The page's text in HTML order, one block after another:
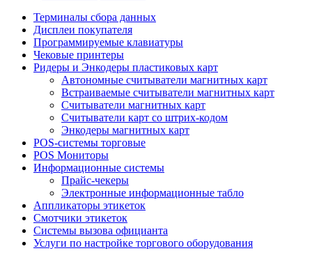
Терминалы сбора данных
Дисплеи покупателя
Программируемые клавиатуры
Чековые принтеры
Ридеры и Энкодеры пластиковых карт
Автономные считыватели магнитных карт
Встраиваемые считыватели магнитных карт
Считыватели магнитных карт
Считыватели карт со штрих-кодом
Энкодеры магнитных карт
POS-системы торговые
POS Мониторы
Информационные системы
Прайс-чекеры
Электронные информационные табло
Аппликаторы этикеток
Смотчики этикеток
Системы вызова официанта
Услуги по настройке торгового оборудования